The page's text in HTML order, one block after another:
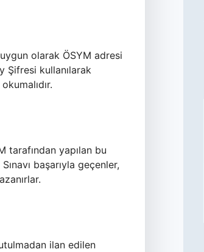
olarak ÖSYM adresi
Şifresi kullanılarak
tarafından yapılan bu
başarıyla geçenler,
ilan edilen